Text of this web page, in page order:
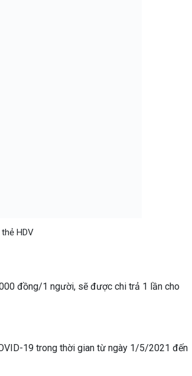
HDV
đồng/1 người, sẽ được chi trả 1 lần cho
19 trong thời gian từ ngày 1/5/2021 đến